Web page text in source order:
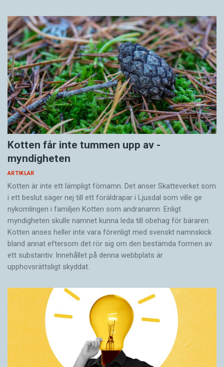
Kotten får inte tummen upp av ­
myndigheten
ARTIKLAR
Kotten är inte ett lämpligt förnamn. Det anser Skatte­verket som
i ett beslut säger nej till ett föräldra­par i Ljusdal som ville ge
nykomlingen i familjen Kotten som andranamn. Enligt
myndigheten skulle namnet kunna leda till obehag för bäraren.
Kotten anses heller inte vara förenligt med svenskt namnskick
bland annat eftersom det rör sig om den bestämda formen av
ett substantiv. Innehållet på denna webbplats är
upphovsrättsligt skyddat.